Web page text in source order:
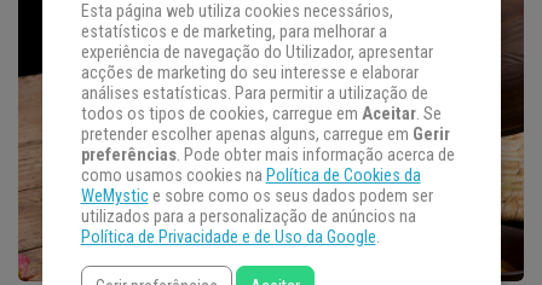
Esta página web utiliza cookies necessários,
estatísticos e de marketing, para melhorar a
experiência de navegação do Utilizador, apresentar
acções de marketing do seu interesse e elaborar
análises estatísticas. Para permitir a utilização de
todos os tipos de cookies, carregue em Aceitar. Se
pretender escolher apenas alguns, carregue em Gerir
preferências. Pode obter mais informação acerca de
como usamos cookies na Política de Cookies da
WeMystice sobre como os seus dados podem ser
utilizados para a personalização de anúncios na
Política de Privacidade e de Uso da Google.